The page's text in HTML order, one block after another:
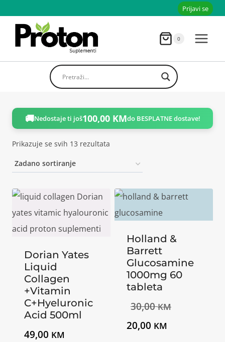
sadržaja
Prijavi se
0
🚚Nedostaje ti još100,00 KMdo BESPLATNE dostave!
Prikazuje se svih 13 rezultata
Dorian Yates
Liquid
Collagen
+Vitamin
C+Hyeluronic
Acid 500ml
49,00 KM
Holland &
Barrett
Glucosamine
1000mg 60
tableta
30,00KMIzvorna
20,00 KM